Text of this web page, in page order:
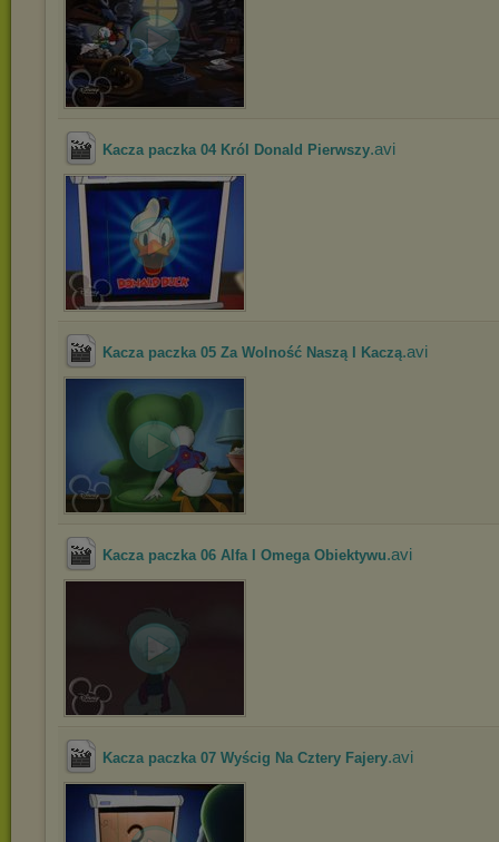
Kacza paczka 04 Król Donald Pierwszy.avi
Kacza paczka 05 Za Wolność Naszą I Kaczą.avi
Kacza paczka 06 Alfa I Omega Obiektywu.avi
Kacza paczka 07 Wyścig Na Cztery Fajery.avi